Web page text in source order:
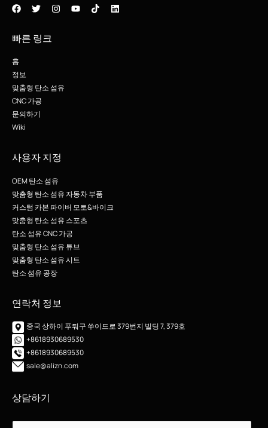
빠른 링크
홈
정보
맞춤형 탄소 섬유
CNC 가공
문의하기
Wiki
사용자 지정
OEM 탄소 섬유
맞춤형 탄소 섬유 자동차 부품
커스텀 카본 파이버 모토&바이크
맞춤형 탄소 섬유 스포츠
탄소 섬유 CNC 가공
맞춤형 탄소 섬유 튜브
맞춤형 탄소 섬유 시트
탄소 섬유 공장
연락처 정보
중국 상하이 푸퉈구 쑤이드로 379번지 빌딩 7, 379호
+8618930689530
+8618930689530
sale@alizn.com
상담하기
이